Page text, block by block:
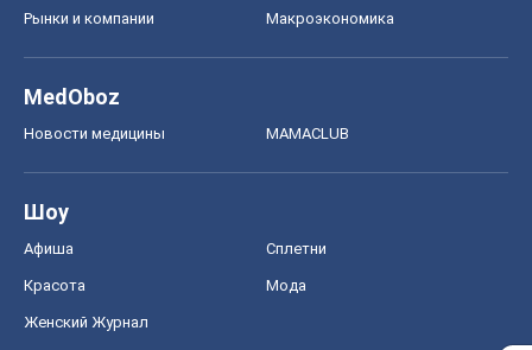
Рынки и компании Mакроэкономика
MedOboz
Новости медицины MAMACLUB
Шоу
Афиша Сплетни
Красота Мода
Женский Журнал